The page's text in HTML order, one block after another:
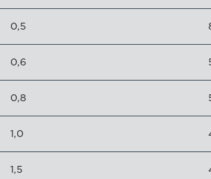
0,5
0,6
0,8
1,0
1,5